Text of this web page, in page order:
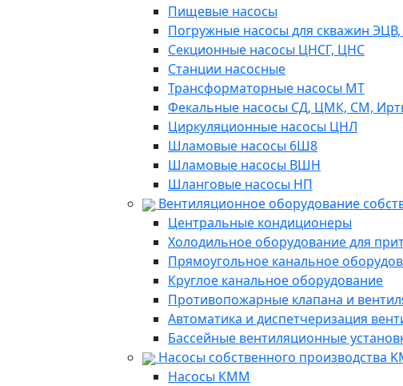
Пищевые насосы
Погружные насосы для скважин
Секционные насосы ЦНСГ, ЦНС
Станции насосные
Трансформаторные насосы МТ
Фекальные насосы СД, ЦМК, СМ,
Циркуляционные насосы ЦНЛ
Шламовые насосы 6Ш8
Шламовые насосы ВШН
Шланговые насосы НП
Вентиляционное оборудование
Центральные кондиционеры
Холодильное оборудование для
Прямоугольное канальное
Круглое канальное оборудование
Противопожарные клапана и
Автоматика и диспетчеризация
Бассейные вентиляционные
Насосы собственного производства
Насосы КММ